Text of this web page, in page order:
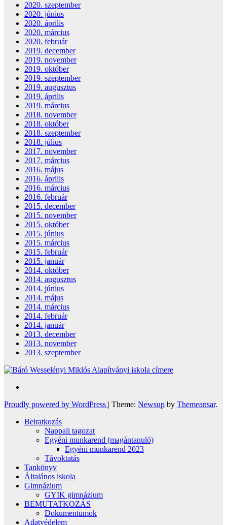
2020. szeptember
2020. június
2020. április
2020. március
2020. február
2019. december
2019. november
2019. október
2019. szeptember
2019. augusztus
2019. április
2019. március
2018. november
2018. október
2018. szeptember
2018. július
2017. november
2017. március
2016. május
2016. április
2016. március
2016. február
2015. december
2015. november
2015. október
2015. június
2015. március
2015. február
2015. január
2014. október
2014. augusztus
2014. június
2014. május
2014. március
2014. február
2014. január
2013. december
2013. november
2013. szeptember
Proudly powered by WordPress | Theme: Newsup by Themeansar.
Beiratkozás
Nappali tagozat
Egyéni munkarend (magántanuló)
Egyéni munkarend 2023
Távoktatás
Tankönyv
Általános iskola
Gimnázium
GYIK gimnázium
BEMUTATKOZÁS
Dokumentumok
Adatvédelem